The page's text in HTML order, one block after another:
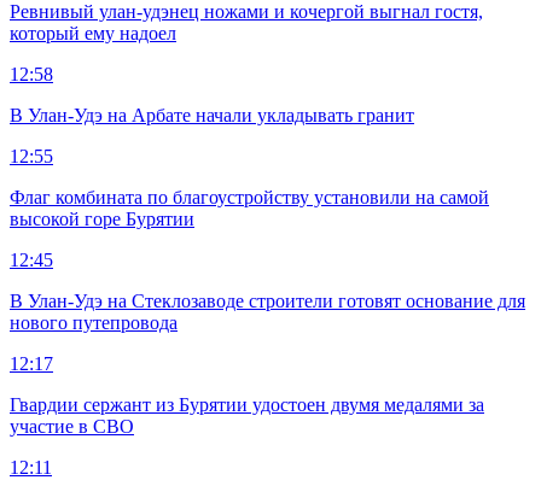
Ревнивый улан-удэнец ножами и кочергой выгнал гостя,
который ему надоел
12:58
В Улан-Удэ на Арбате начали укладывать гранит
12:55
Флаг комбината по благоустройству установили на самой
высокой горе Бурятии
12:45
В Улан-Удэ на Стеклозаводе строители готовят основание для
нового путепровода
12:17
Гвардии сержант из Бурятии удостоен двумя медалями за
участие в СВО
12:11